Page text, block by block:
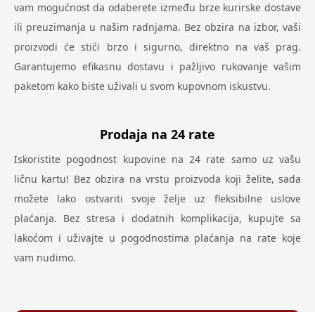
vam mogućnost da odaberete između brze kurirske dostave
ili preuzimanja u našim radnjama. Bez obzira na izbor, vaši
proizvodi će stići brzo i sigurno, direktno na vaš prag.
Garantujemo efikasnu dostavu i pažljivo rukovanje vašim
paketom kako biste uživali u svom kupovnom iskustvu.
Prodaja na 24 rate
Iskoristite pogodnost kupovine na 24 rate samo uz vašu
ličnu kartu! Bez obzira na vrstu proizvoda koji želite, sada
možete lako ostvariti svoje želje uz fleksibilne uslove
plaćanja. Bez stresa i dodatnih komplikacija, kupujte sa
lakoćom i uživajte u pogodnostima plaćanja na rate koje
vam nudimo.